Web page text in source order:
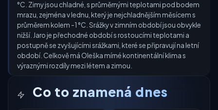
°C. Zimy jsou chladné, s průměrnými teplotami pod bodem
mrazu, zejména v lednu, který je nejchladnějším měsícem s
průměrem kolem -1 °C. Srážky v zimním období jsou obvykle
nižší. Jaro je přechodné období s rostoucími teplotami a
postupně se zvyšujícími srážkami, které se připravují na letní
období. Celkově má Oleška mírné kontinentální klima s
výraznými rozdíly mezi létem a zimou.
Co to znamená dnes